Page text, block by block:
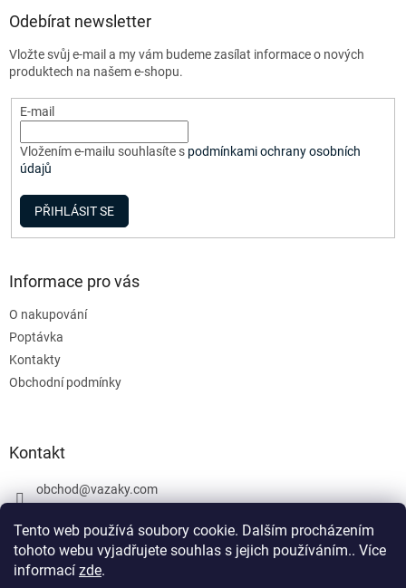
Tento web používá soubory cookie. Dalším procházením
tohoto webu vyjadřujete souhlas s jejich používáním.. Více
informací zde.
Odebírat newsletter
Vložte svůj e-mail a my vám budeme zasílat informace o nových
produktech na našem e-shopu.
E-mail
Vložením e-mailu souhlasíte s podmínkami ochrany osobních
údajů
PŘIHLÁSIT SE
Informace pro vás
O nakupování
Poptávka
Kontakty
Obchodní podmínky
Kontakt
obchod@vazaky.com